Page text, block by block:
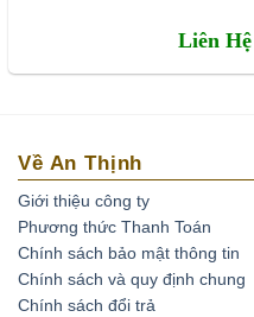
Liên Hệ
Về An Thịnh
Giới thiệu công ty
Phương thức Thanh Toán
Chính sách bảo mật thông tin
Chính sách và quy định chung
Chính sách đổi trả